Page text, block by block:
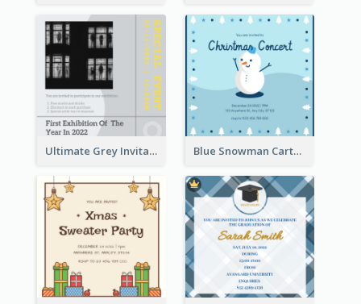
Ultimate Grey Invitation Design Template Blue Snowman Cartoon Christmas Concert Invitation